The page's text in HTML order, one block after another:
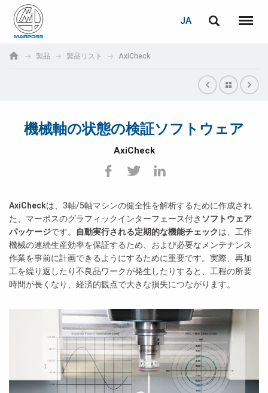
S.p.A.
JA
メニ
製品 製品リスト AxiCheck
機械軸の状態の検証ソフトウェア
AxiCheck
AxiCheckは、3軸/5軸マシンの健全性を解析するために作成され
た、マーポスのグラフィックインターフェース付き ソフトウェア
パッケージです。 自動実行される定期的な機能チェックは、工作
機械の連続生産効率を保証するため、および必要なメンテナンス
作業を事前に計画できるようにするために重要です。実際、再加
工を繰り返したり不良品ワークが発生したりすると、工程の所要
時間が長くなり、経済的観点で大きな損失につながります。
Deutsch
Español
日本語 (Japanese)
한국어 (Korean)
ログイン
パスワード
未登録の場合、無料でご登録いただけます。
こちらをクリック